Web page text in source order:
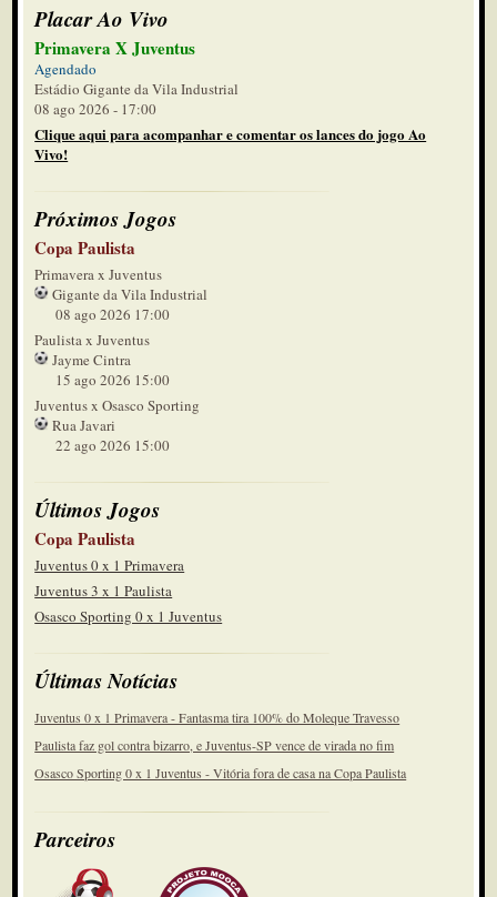
Placar Ao Vivo
Primavera X Juventus
Agendado
Estádio Gigante da Vila Industrial
08 ago 2026 - 17:00
Clique aqui para acompanhar e comentar os lances do jogo Ao
Vivo!
Próximos Jogos
Copa Paulista
Primavera x Juventus
Gigante da Vila Industrial
08 ago 2026 17:00
Paulista x Juventus
Jayme Cintra
15 ago 2026 15:00
Juventus x Osasco Sporting
Rua Javari
22 ago 2026 15:00
Últimos Jogos
Copa Paulista
Juventus 0 x 1 Primavera
Juventus 3 x 1 Paulista
Osasco Sporting 0 x 1 Juventus
Últimas Notícias
Juventus 0 x 1 Primavera - Fantasma tira 100% do Moleque Travesso
Paulista faz gol contra bizarro, e Juventus-SP vence de virada no fim
Osasco Sporting 0 x 1 Juventus - Vitória fora de casa na Copa Paulista
Parceiros